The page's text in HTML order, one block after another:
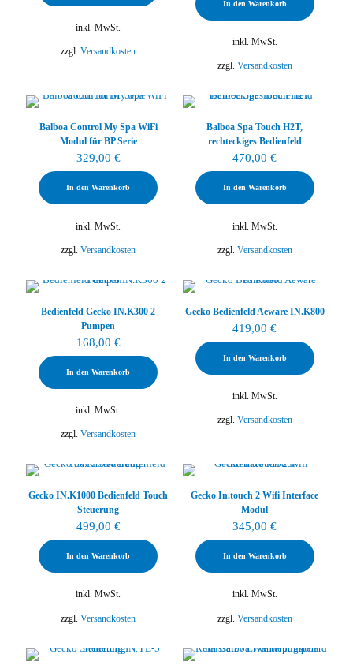
inkl. MwSt.
zzgl. Versandkosten
In den Warenkorb
inkl. MwSt.
zzgl. Versandkosten
Balboa Control My Spa WiFi
Modul für BP Serie
329,00 €
In den Warenkorb
inkl. MwSt.
zzgl.Versandkosten
Balboa Spa Touch H2T,
rechteckiges Bedienfeld
470,00€
In den Warenkorb
inkl. MwSt.
zzgl. Versandkosten
Bedienfeld Gecko IN.K300 2
Pumpen
168,00 €
In den Warenkorb
inkl. MwSt.
zzgl. Versandkosten
Gecko Bedienfeld Aeware IN.K800
419,00€
In den Warenkorb
inkl. MwSt.
zzgl. Versandkosten
Gecko IN.K1000 Bedienfeld Touch
Steuerung
499,00 €
In den Warenkorb
inkl. MwSt.
zzgl.Versandkosten
Gecko In.touch 2 Wifi Interface
Modul
345,00€
In den Warenkorb
inkl. MwSt.
zzgl. Versandkosten